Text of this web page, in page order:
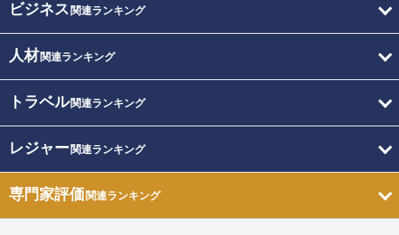
ビジネス 関連ランキング
人材関連ランキング
トラベル関連ランキング
レジャー関連ランキング
専門家評価関連ランキング